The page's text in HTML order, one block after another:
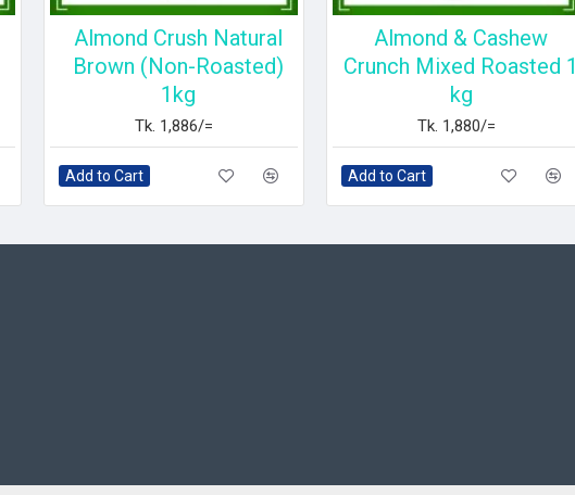
Almond Crush Natural
Brown (Non-Roasted)
1kg
Tk. 1,886/=
Add to Cart
Almond & Cashew
Crunch Mixed Roasted 1
kg
Tk. 1,880/=
Add to Cart